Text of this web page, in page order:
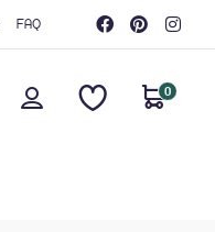
FAQ
0